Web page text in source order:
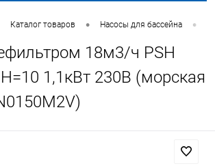
Каталог товаров • Насосы для бассейна •
18м3/ч PSH
1,1кВт 230В (морская